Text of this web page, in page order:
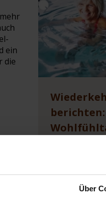
Über
ein
die
mit
Eine treue
ihren
Kuraufenthalt